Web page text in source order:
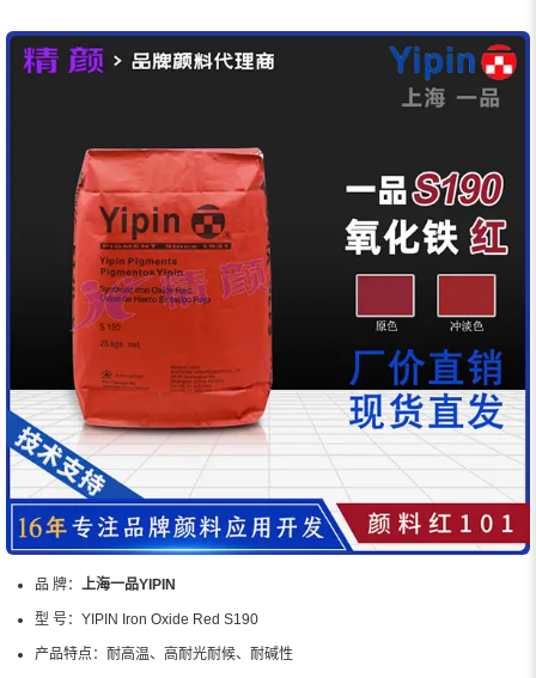
品 牌： 上海一品YIPIN
型 号： YIPIN Iron Oxide Red S190
产品特点： 耐高温、高耐光耐候、耐碱性